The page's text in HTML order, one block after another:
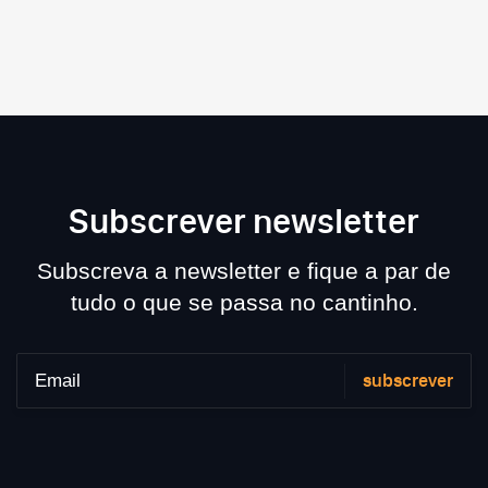
Subscrever newsletter
Subscreva a newsletter e fique a par de
tudo o que se passa no cantinho.